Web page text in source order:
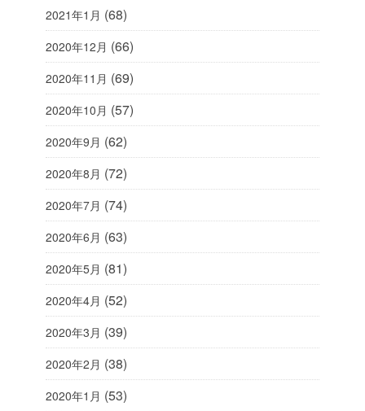
2021年1月 (68)
2020年12月 (66)
2020年11月 (69)
2020年10月 (57)
2020年9月 (62)
2020年8月 (72)
2020年7月 (74)
2020年6月 (63)
2020年5月 (81)
2020年4月 (52)
2020年3月 (39)
2020年2月 (38)
2020年1月 (53)